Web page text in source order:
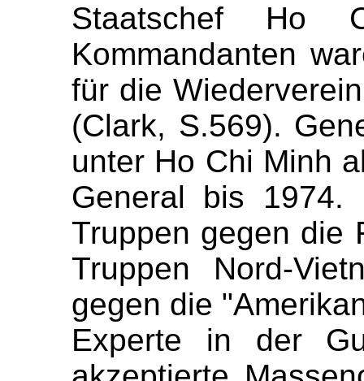
Staatschef Ho
Kommandanten
für die
(Clark, S.569).
unter Ho Chi Minh
General bis
Truppen gegen die
Truppen Nord-
gegen die
Experte in der